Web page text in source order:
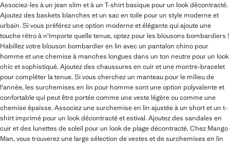
Associez-les à un jean slim et à un T-shirt basique pour un look décontracté.
Ajoutez des baskets blanches et un sac en toile pour un style moderne et
urbain. Si vous préférez une option moderne et élégante qui ajoute une
touche rétro à n'importe quelle tenue, optez pour les blousons bombardiers !
Habillez votre blouson bombardier en lin avec un pantalon chino pour
homme et une chemise à manches longues dans un ton neutre pour un look
chic et sophistiqué. Ajoutez des chaussures en cuir et une montre-bracelet
pour compléter la tenue. Si vous cherchez un manteau pour le milieu de
l'année, les surchemises en lin pour homme sont une option polyvalente et
confortable qui peut être portée comme une veste légère ou comme une
chemise épaisse. Associez une surchemise en lin ajustée à un short et un t-
shirt imprimé pour un look décontracté et estival. Ajoutez des sandales en
cuir et des lunettes de soleil pour un look de plage décontracté. Chez Mango
Man, vous trouverez une large sélection de vestes et de surchemises en lin